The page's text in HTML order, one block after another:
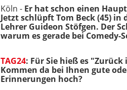
Köln - Er hat schon einen
Jetzt schlüpft Tom Beck (45) in
Lehrer Guideon Stöfgen. Der
warum es gerade bei
TAG24: Für Sie hieß es "Zurück
Kommen da bei Ihnen gute
Erinnerungen hoch?